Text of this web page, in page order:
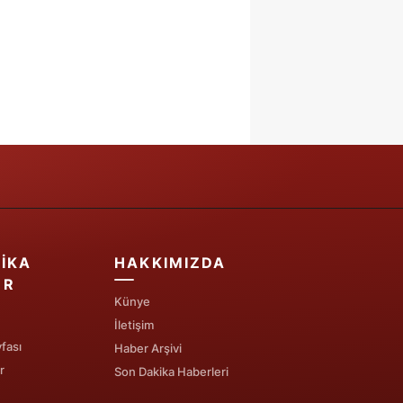
HAKKIMIZDA
Künye
İletişim
Haber Arşivi
Son Dakika Haberleri